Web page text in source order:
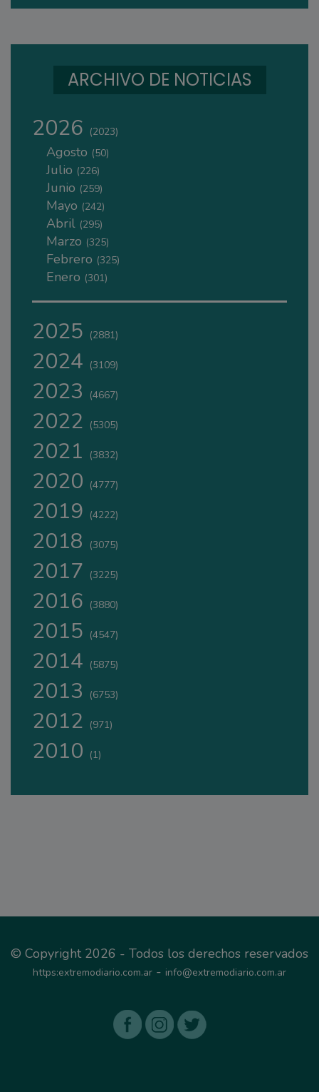
ARCHIVO DE NOTICIAS
2026 (2023)
Agosto (50)
Julio (226)
Junio (259)
Mayo (242)
Abril (295)
Marzo (325)
Febrero (325)
Enero (301)
2025 (2881)
2024 (3109)
2023 (4667)
2022 (5305)
2021 (3832)
2020 (4777)
2019 (4222)
2018 (3075)
2017 (3225)
2016 (3880)
2015 (4547)
2014 (5875)
2013 (6753)
2012 (971)
2010 (1)
© Copyright 2026 - Todos los derechos reservados
https:extremodiario.com.ar - info@extremodiario.com.ar